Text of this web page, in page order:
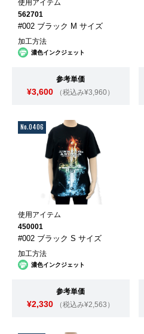
使用アイテム
562701
#002 ブラック M サイズ
加工方法
濃色インクジェット
参考単価
¥3,600 （税込み¥3,960）
No.0406
使用アイテム
450001
#002 ブラック S サイズ
加工方法
濃色インクジェット
参考単価
¥2,330 （税込み¥2,563）